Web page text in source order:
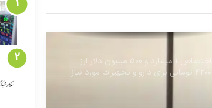
اختصاص 1 میلیارد و 500 میلیون دلار ارز
۴۲۰۰ تومانی برای دارو و تجهیزات مورد نیاز